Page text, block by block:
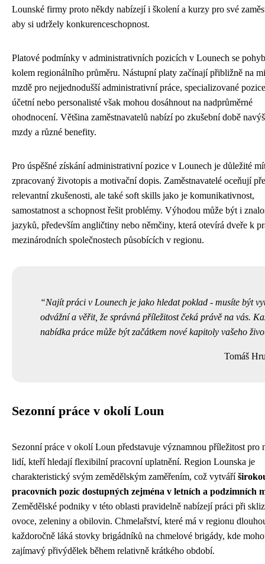
Lounské firmy proto někdy nabízejí i školení a kurzy pro své
aby si udržely konkurenceschopnost.
Platové podmínky v administrativních pozicích v Lounech se
kolem regionálního průměru. Nástupní platy začínají přibližně na
mzdě pro nejjednodušší administrativní práce, specializované
účetní nebo personalisté však mohou dosáhnout na nadprůměrné
ohodnocení. Většina zaměstnavatelů nabízí po zkušební době
mzdy a různé benefity.
Pro úspěšné získání administrativní pozice v Lounech je důležité
zpracovaný životopis a motivační dopis. Zaměstnavatelé oceňují
relevantní zkušenosti, ale také soft skills jako je komunikativnost,
samostatnost a schopnost řešit problémy. Výhodou může být i
jazyků, především angličtiny nebo němčiny, která otevírá dveře k
mezinárodních společnostech působících v regionu.
Najít práci v Lounech je jako hledat poklad - musíte být
odvážní a věřit, že správná příležitost čeká právě na vás.
nabídka práce může být začátkem nové kapitoly vašeho
Tomáš
Sezonní práce v okolí Loun
Sezonní práce v okolí Loun představuje významnou příležitost pro
lidí, kteří hledají flexibilní pracovní uplatnění. Region Lounska je
charakteristický svým zemědělským zaměřením, což vytváří
pracovních pozic dostupných zejména v letních a podzimních
Zemědělské podniky v této oblasti pravidelně nabízejí práci při
ovoce, zeleniny a obilovin. Chmelařství, které má v regionu
každoročně láká stovky brigádníků na chmelové brigády, kde
zajímavý přivýdělek během relativně krátkého období.